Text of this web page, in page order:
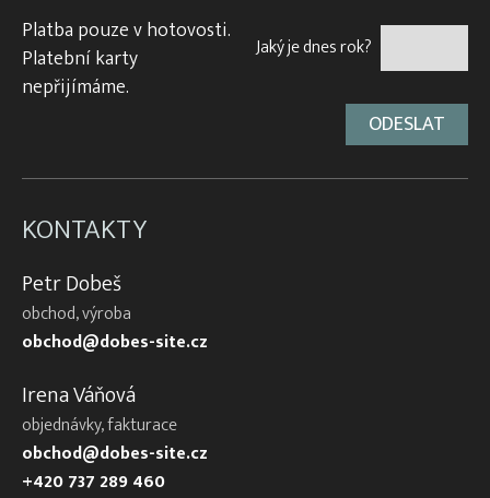
Platba pouze v hotovosti.
Platební karty
nepřijímáme.
Jaký je dnes rok?
KONTAKTY
Petr Dobeš
obchod, výroba
obchod@dobes-site.cz
Irena Váňová
objednávky, fakturace
obchod@dobes-site.cz
+420 737 289 460